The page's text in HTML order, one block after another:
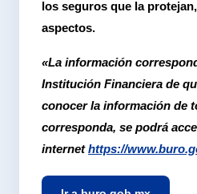
los seguros que la
aspectos.
«La información
Institución Financiera de
conocer la información de
corresponda, se podrá
internethttps://